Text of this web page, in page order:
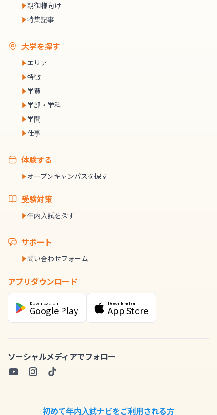
親御様向け
特集記事
大学を探す
エリア
特徴
学費
学部・学科
学問
仕事
体験する
オープンキャンパスを探す
受験対策
年内入試を探す
サポート
問い合わせフォーム
アプリダウンロード
Download on
Google Play
Download on
App Store
ソーシャルメディアでフォロー
初めて年内入試ナビをご利用される方